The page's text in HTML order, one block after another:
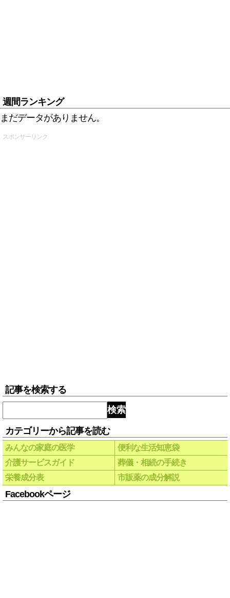
週間ランキング
まだデータがありません。
スポンサーリンク
記事を検索する
検索
カテゴリーから記事を読む
みんなの家庭の医学
便利な生活知恵袋
介護サービスガイド
葬儀・相続の手続き
栄養成分表
市販薬の成分解説
Facebookページ